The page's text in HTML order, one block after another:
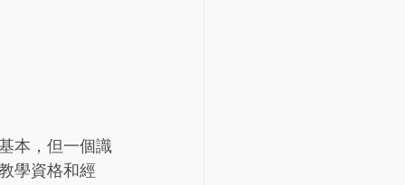
本，但一個識
學資格和經